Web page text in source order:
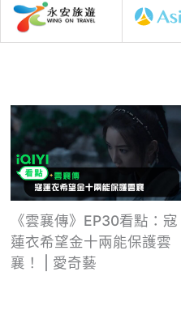
《雲襄傳》EP30看點：寇
蓮衣希望金十兩能保護雲
襄！ | 愛奇藝